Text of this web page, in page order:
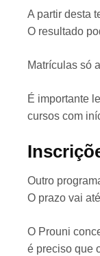
A partir desta
O resultado
Matrículas só
É importante
cursos com
Outro
O prazo vai
O Prouni
é preciso que